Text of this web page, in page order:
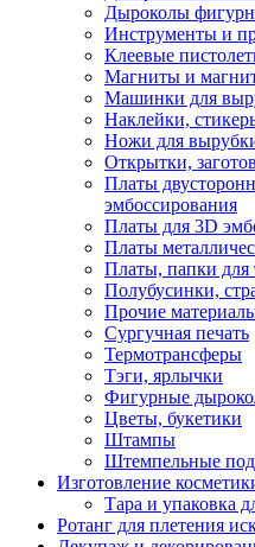
Дыроколы
Инструменты и
Клеевые
Магниты и
Машинки для
Наклейки,
Ножи для
Открытки,
Платы
эмбоссирования
Платы для 3D
Платы
Платы, папки для
Полубусинки,
Прочие
Сургучная печать
Термотрансферы
Тэги, ярлычки
Фигурные
Цветы, букетики
Штампы
Штемпельные
Изготовление
Тара и упаковка
Ротанг для плетения